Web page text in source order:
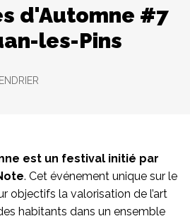
d'Automne #7
les-Pins
est un festival initié par
. Cet événement unique sur le
objectifs la valorisation de l’art
habitants dans un ensemble